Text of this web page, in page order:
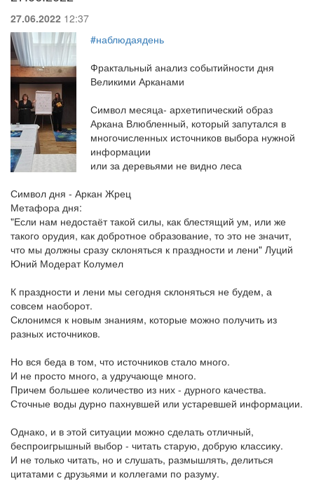
27.06.2022 12:37
#наблюдаядень
Фрактальный анализ событийности дня
Великими Арканами
Символ месяца- архетипический образ
Аркана Влюбленный, который запутался в
многочисленных источников выбора нужной
информации
или за деревьями не видно леса
Символ дня - Аркан Жрец
Метафора дня:
"Если нам недостаёт такой силы, как блестящий ум, или же
такого орудия, как добротное образование, то это не значит,
что мы должны сразу склоняться к праздности и лени" Луций
Юний Модерат Колумел
К праздности и лени мы сегодня склоняться не будем, а
совсем наоборот.
Склонимся к новым знаниям, которые можно получить из
разных источников.
Но вся беда в том, что источников стало много.
И не просто много, а удручающе много.
Причем большее количество из них - дурного качества.
Сточные воды дурно пахнувшей или устаревшей информации.
Однако, и в этой ситуации можно сделать отличный,
беспроигрышный выбор - читать старую, добрую классику.
И не только читать, но и слушать, размышлять, делиться
цитатами с друзьями и коллегами по разуму.